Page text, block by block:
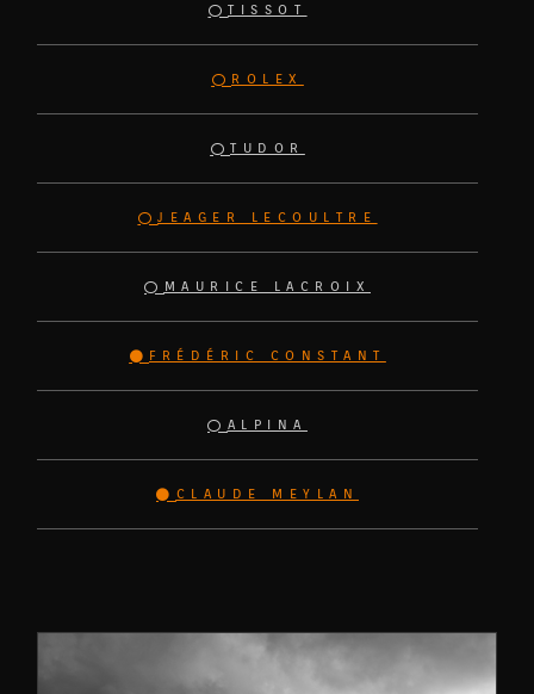
TISSOT
ROLEX
TUDOR
JEAGER LECOULTRE
MAURICE LACROIX
FRÉDÉRIC CONSTANT
ALPINA
CLAUDE MEYLAN